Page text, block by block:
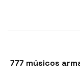
777 músicos